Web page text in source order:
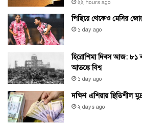
২২ hours ago
পিছিয়ে থেকেও মেসির
১ day ago
হিরোশিমা দিবস আজ: ৮১
আতঙ্কে বিশ্ব
১ day ago
দক্ষিণ এশিয়ায় স্থিতিশীল
২ days ago